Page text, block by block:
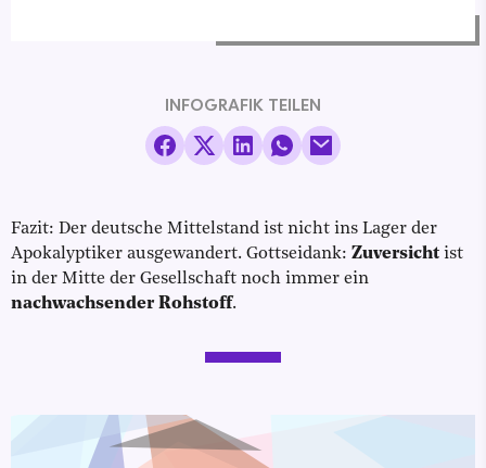
INFOGRAFIK TEILEN
Fazit: Der deutsche Mittelstand ist nicht ins Lager der
Apokalyptiker ausgewandert. Gottseidank: Zuversicht ist
in der Mitte der Gesellschaft noch immer ein
nachwachsender Rohstoff.